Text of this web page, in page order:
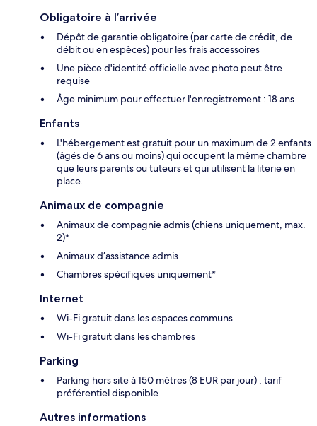
Obligatoire à l’arrivée
Dépôt de garantie obligatoire (par carte de crédit, de
débit ou en espèces) pour les frais accessoires
Une pièce d'identité officielle avec photo peut être
requise
Âge minimum pour effectuer l'enregistrement : 18 ans
Enfants
L'hébergement est gratuit pour un maximum de 2 enfants
(âgés de 6 ans ou moins) qui occupent la même chambre
que leurs parents ou tuteurs et qui utilisent la literie en
place.
Animaux de compagnie
Animaux de compagnie admis (chiens uniquement, max.
2)*
Animaux d’assistance admis
Chambres spécifiques uniquement*
Internet
Wi-Fi gratuit dans les espaces communs
Wi-Fi gratuit dans les chambres
Parking
Parking hors site à 150 mètres (8 EUR par jour) ; tarif
préférentiel disponible
Autres informations